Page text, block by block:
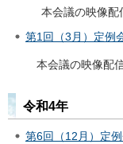
本会議の映像配
第1回（3月）定例
本会議の映像配
令和4年
第6回（12月）定